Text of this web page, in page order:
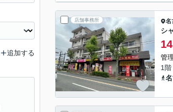
店舗事務所 名
シ
管
1
追加する